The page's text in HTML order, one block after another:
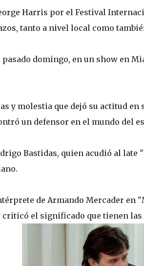
Harris por el Festival
tanto a nivel local como
pasado domingo, en un show en
y molestia que dejó su actitud en
un defensor en el mundo del
Bastidas, quien acudió al late
de Armando Mercader en
criticó el significado que tienen